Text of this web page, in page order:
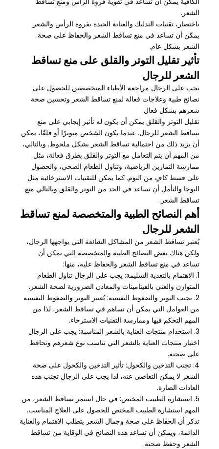
الشعر.
باختصار، تقنيات التدليك والعناية الجيدة بفروة الرأس والشعر
يمكن أن تساعد في منع تساقط الشعر والحفاظ على صحة
الشعر بشكل عام.
تأثير تقليل التوتر والقلق على منع تساقط
الشعر للرجال
يجب على الرجال مراجعة الأطباء المتخصصين للحصول على
نصائح طبية وعلاجات فعالة لمنع تساقط الشعر وتحسين صحة
شعرهم بشكل فعال.
تقليل التوتر والقلق يمكن أن يكون له تأثير إيجابي على منع
تساقط الشعر للرجال. عندما يكون الشخص متوترًا أو قلقًا، يمكن
أن يزيد ذلك من احتمالية تساقط الشعر بشكل ملحوظ. وبالتالي،
من المهم أن يتم التعامل مع التوتر والقلق بطرق فعالة، مثل
ممارسة التمارين الرياضية، وتناول الطعام الصحي، والحصول
على قسط كافٍ من النوم. كما يمكن للتقنيات الاسترخائية مثل
اليوجا والتأمل أن تساعد في الحد من التوتر والقلق وبالتالي منع
تساقط الشعر.
أهم النصائح الطبية والمتخصصة لمنع تساقط
الشعر للرجال
يُعتبر تساقط الشعر من المشاكل الشائعة التي يواجهها الرجال،
ولكن هناك بعض النصائح الطبية والمتخصصة التي يمكن أن
تساعد في منع تساقط الشعر والحفاظ عليه، منها:
1. الاهتمام بالتغذية السليمة: يجب على الرجال تناول الطعام
المتوازن والغني بالفيتامينات والمعادن الضرورية لصحة الشعر.
2. تجنب التوتر والضغوط النفسية: يُعتبر التوتر والضغوط النفسية
من العوامل التي يمكن أن تساهم في تساقط الشعر، لذا من
المهم التحكم فيها وممارسة التقنيات الاسترخاء.
3. استخدام منتجات العناية بالشعر المناسبة: يجب على الرجال
اختيار منتجات العناية بالشعر التي تناسب نوع شعرهم وتحافظ
على صحته.
4. تجنب التدخين والكحول: تأثير التدخين والكحول على صحة
الشعر لا يمكن التغاضي عنه، لذا يجب على الرجال تجنب هذه
العادات الضارة.
5. استشارة الطبيب المختص: في حال استمر تساقط الشعر، من
المهم استشارة الطبيب المختص للحصول على العلاج المناسب.
تذكر أن الحفاظ على صحة وجمال الشعر يتطلب الاهتمام والعناية
الدائمة، ويمكن أن تساعد هذه النصائح في الوقاية من تساقط
الشعر وحفظ صحته.